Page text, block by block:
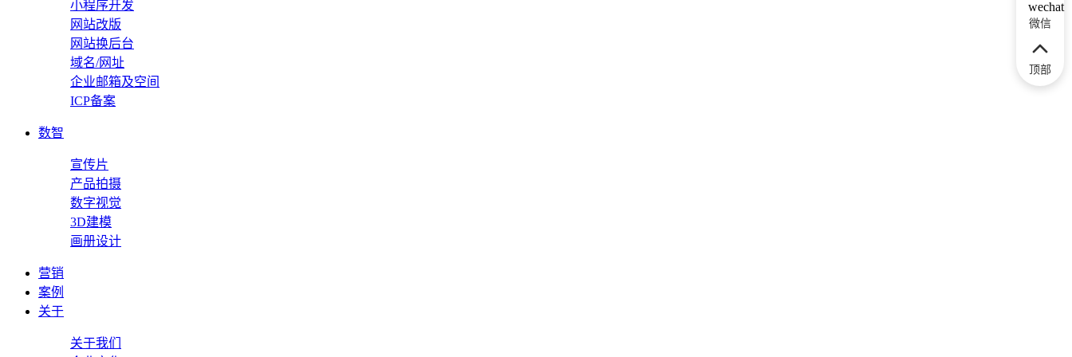
小程序开发
网站改版
网站换后台
域名/网址
企业邮箱及空间
ICP备案
数智
宣传片
产品拍摄
数字视觉
3D建模
画册设计
营销
案例
关于
关于我们
微信
顶部